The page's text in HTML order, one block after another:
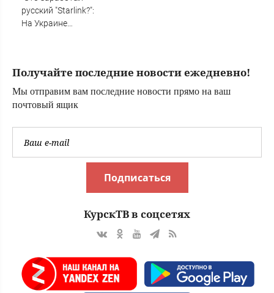
русский "Starlink?":
На Украине
попаданий по
Новости СВО,
военные сводки -
интерактивная
карта боевых
Получайте последние новости ежедневно!
Мы отправим вам последние новости прямо на ваш
почтовый ящик
Подписаться
КурскТВ в соцсетях